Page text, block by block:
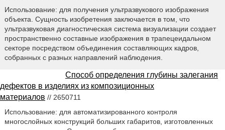
Использование: для получения ультразвукового изображения
объекта. Сущность изобретения заключается в том, что
ультразвуковая диагностическая система визуализации создает
пространственно составные изображения в трапецеидальном
секторе посредством объединения составляющих кадров,
собранных с разных направлений наблюдения.
Способ определения глубины залегания
дефектов в изделиях из композиционных
материалов // 2650711
Использование: для автоматизированного контроля
многослойных конструкций больших габаритов, изготовленных